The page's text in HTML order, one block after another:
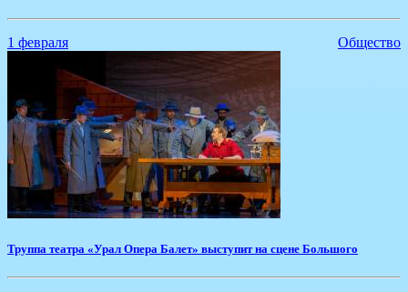
1 февраля Общество
Труппа театра ​«Урал Опера Балет» выступит на сцене Большого